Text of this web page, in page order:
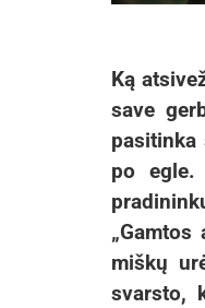
Ką
save
po egle.
miškų
svarsto,